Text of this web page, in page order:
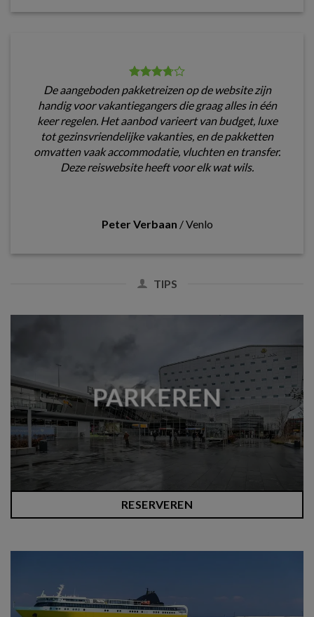
De aangeboden pakketreizen op de website zijn
handig voor vakantiegangers die graag alles in één
keer regelen. Het aanbod varieert van budget, luxe
tot gezinsvriendelijke vakanties, en de pakketten
omvatten vaak accommodatie, vluchten en transfer.
Deze reiswebsite heeft voor elk wat wils.
Peter Verbaan /Venlo
TIPS
PARKEREN
RESERVEREN